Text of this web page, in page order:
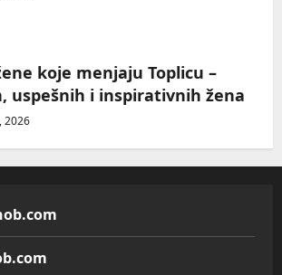
koje menjaju Toplicu –
uspešnih i inspirativnih žena
2026